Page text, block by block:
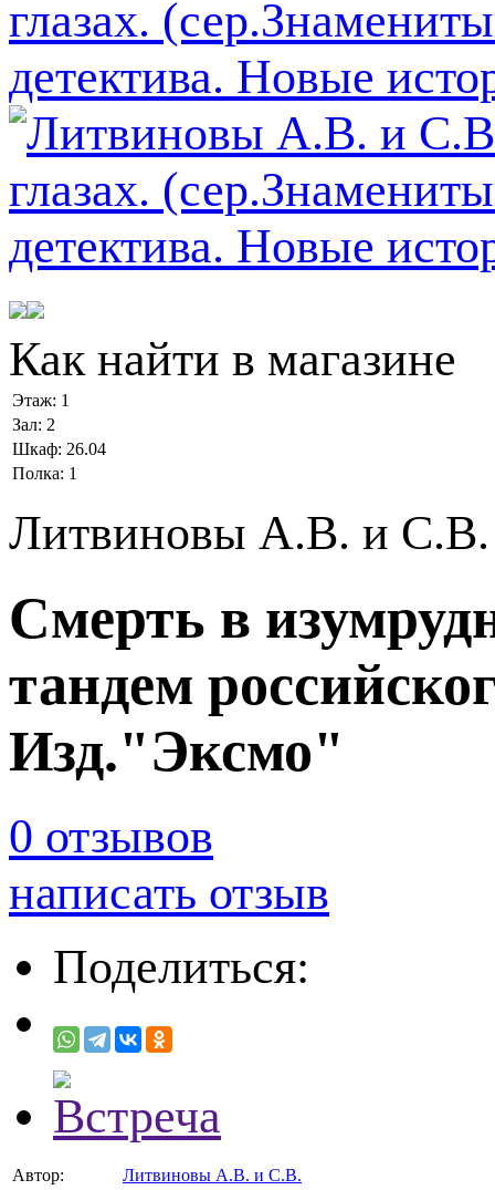
Как найти в магазине
Этаж: 1
Зал: 2
Шкаф: 26.04
Полка: 1
Литвиновы А.В. и С.В.
Смерть в
тандем
Изд."Эксмо"
0 отзывов
написать отзыв
Поделиться:
Автор:
Литвиновы А.В. и С.В.